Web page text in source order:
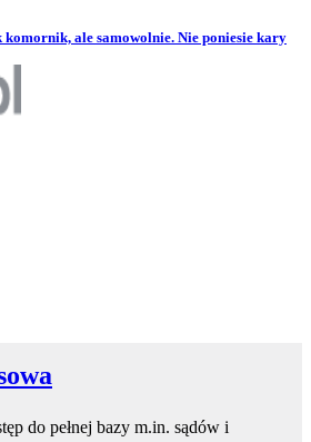
komornik, ale samowolnie. Nie poniesie kary
do pełnej bazy m.in. sądów i